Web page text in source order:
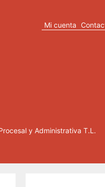
Mi cuenta
y Administrativa T.L.